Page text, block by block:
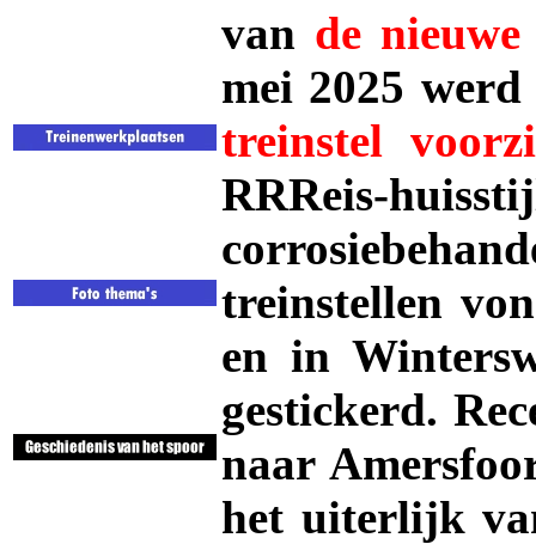
van de
mei 2025 werd
treinstel
RRReis-
treinstellen
en in
gestickerd.
naar
het uiterlijk